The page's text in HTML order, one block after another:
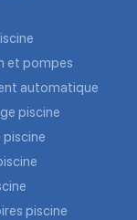
et pompes
automatique
piscine
piscine